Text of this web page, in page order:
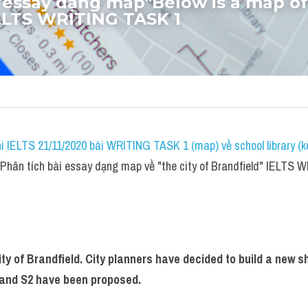
WRITING TASK 1
IELTS 21/11/2020 bài WRITING TASK 1 (map) về school library
tích bài essay dạng map về "the city of Brandfield" IELTS
of Brandfield. City planners have decided to build a new
S2 have been proposed.